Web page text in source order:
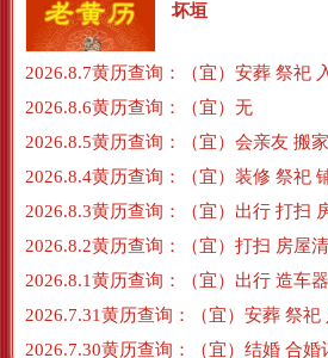
坏垣
2026.8.7黄历查询：（宜）安葬 祭祀
2026.8.6黄历查询：（宜）无
2026.8.4黄历查询：（宜）装修 祭祀
2026.8.1黄历查询：（宜）出行 造车
2026.7.31黄历查询：（宜）安葬 祭祀